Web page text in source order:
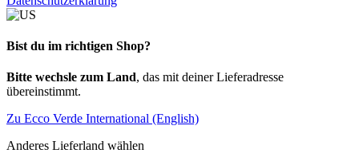
Bist du im richtigen Shop?
Bitte wechsle zum Land, das mit deiner Lieferadresse
übereinstimmt.
Zu Ecco Verde International (English)
Anderes Lieferland wählen